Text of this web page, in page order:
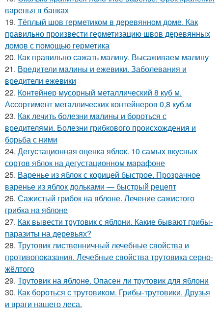
варенья в банках
19. Тёплый шов герметиком в деревянном доме. Как
правильно произвести герметизацию швов деревянных
домов с помощью герметика
20. Как правильно сажать малину. Высаживаем малину
21. Вредители малины и ежевики. Заболевания и
вредители ежевики
22. Контейнер мусорный металлический 8 куб м.
Ассортимент металлических контейнеров 0,8 куб.м
23. Как лечить болезни малины и бороться с
вредителями. Болезни грибкового происхождения и
борьба с ними
24. Дегустационная оценка яблок. 10 самых вкусных
сортов яблок на дегустационном марафоне
25. Варенье из яблок с корицей быстрое. Прозрачное
варенье из яблок дольками — быстрый рецепт
26. Сажистый грибок на яблоне. Лечение сажистого
грибка на яблоне
27. Как вывести трутовик с яблони. Какие бывают грибы-
паразиты на деревьях?
28. Трутовик лиственничный лечебные свойства и
противопоказания. Лечебные свойства трутовика серно-
жёлтого
29. Трутовик на яблоне. Опасен ли трутовик для яблони
30. Как бороться с трутовиком. Грибы-трутовики. Друзья
и враги нашего леса.